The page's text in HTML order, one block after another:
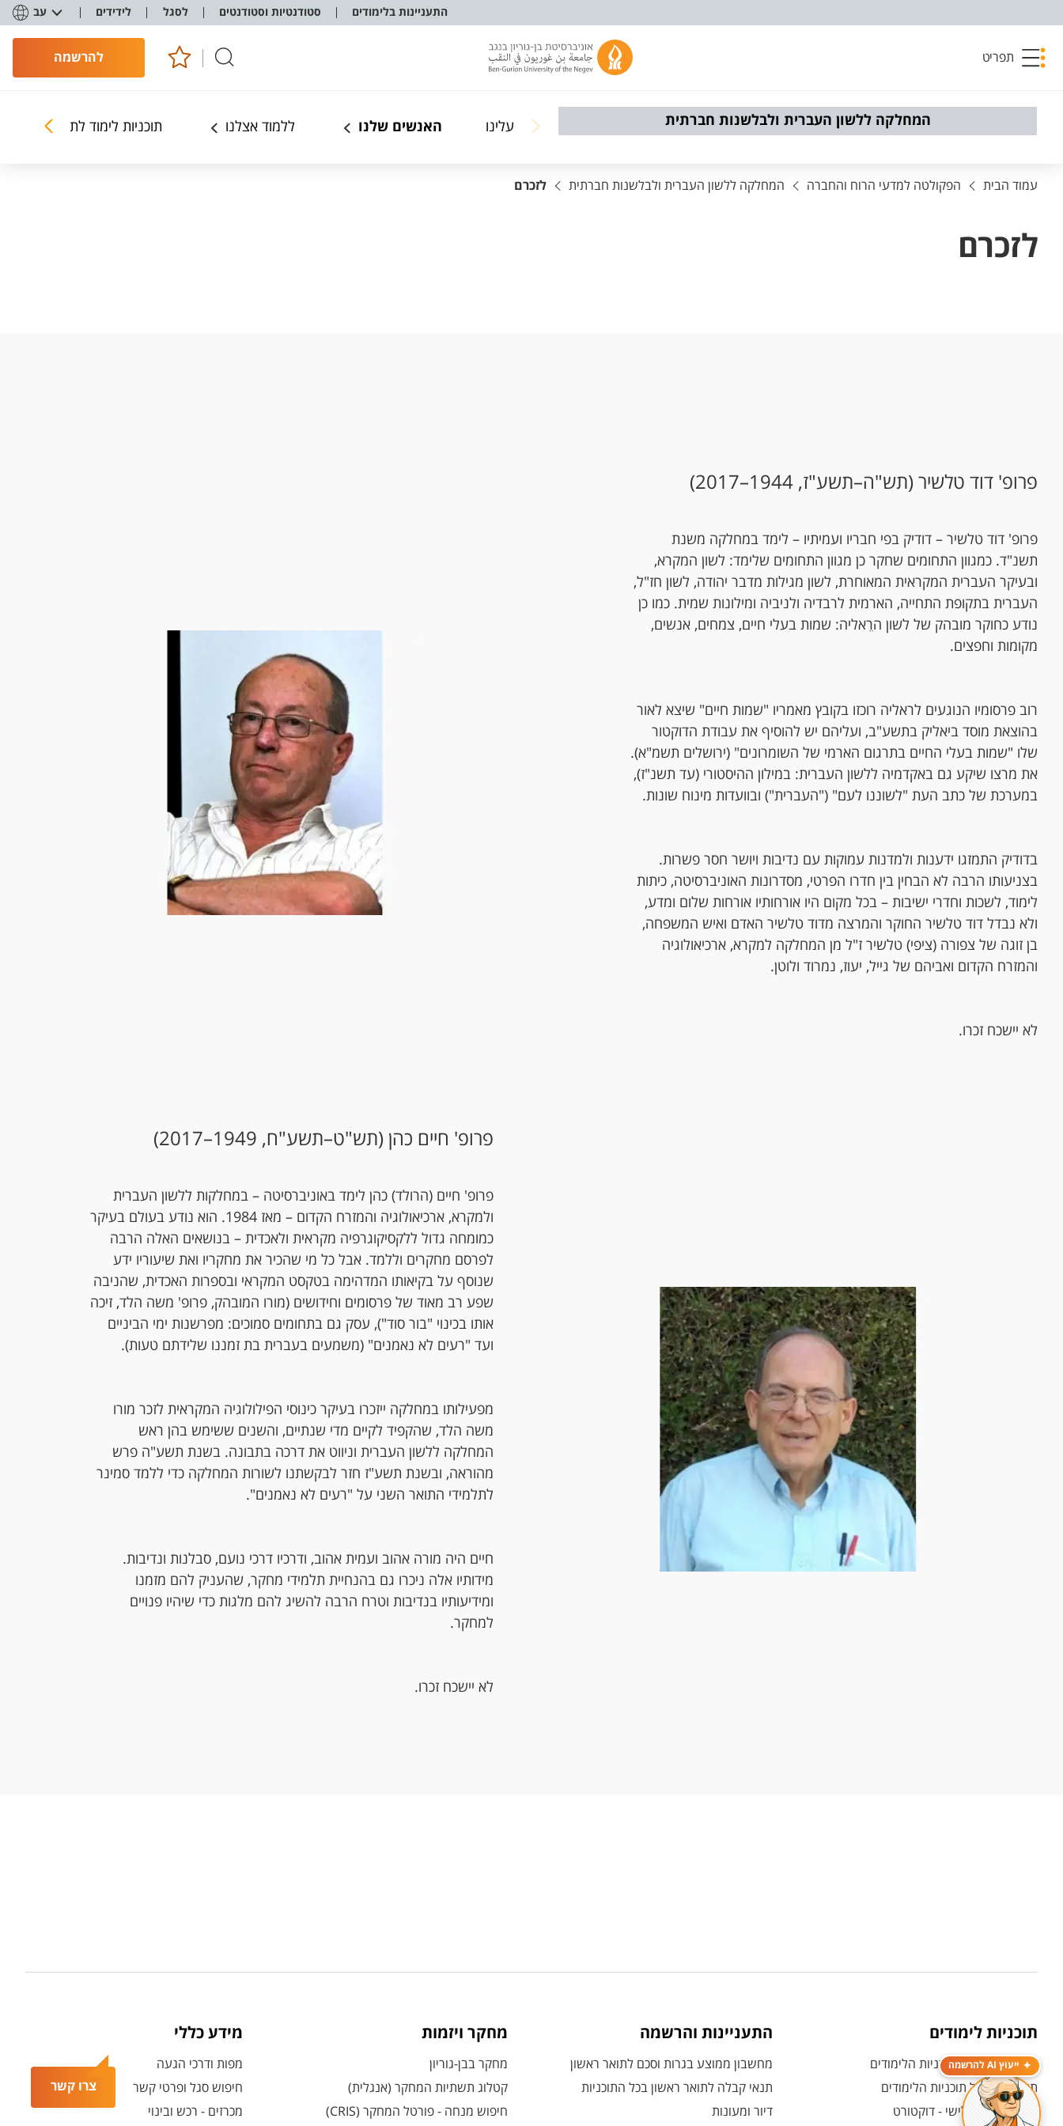
התעניינות בלימודים סטודנטיות וסטודנטים לסגל לידידים עב
תפריט להרשמה
המחלקה ללשון העברית ולבלשנות חברתית עלינו האנשים שלנו ללמוד אצלנו תוכניות לימוד לתואר ראשון
צרו קשר
ייעוץ AI להרשמה
עמוד הבית הפקולטה למדעי הרוח והחברה המחלקה ללשון העברית ולבלשנות חברתית לזכרם
לזכרם
פרופ' דוד טלשיר (תש"ה–תשע"ז, 1944–2017)
פרופ' דוד טלשיר – דודיק בפי חבריו ועמיתיו – לימד במחלקה משנת
תשנ"ד. כמגוון התחומים שחקר כן מגוון התחומים שלימד: לשון המקרא,
ובעיקר העברית המקראית המאוחרת, לשון מגילות מדבר יהודה, לשון חז"ל,
העברית בתקופת התחייה, הארמית לרבדיה ולניביה ומילונות שמית. כמו כן
נודע כחוקר מובהק של לשון הרֵאליה: שמות בעלי חיים, צמחים, אנשים,
מקומות וחפצים.
רוב פרסומיו הנוגעים לראליה רוכזו בקובץ מאמריו "שמות חיים" שיצא לאור
בהוצאת מוסד ביאליק בתשע"ב, ועליהם יש להוסיף את עבודת הדוקטור
שלו "שמות בעלי החיים בתרגום הארמי של השומרונים" (ירושלים תשמ"א).
את מרצו שיקע גם באקדמיה ללשון העברית: במילון ההיסטורי (עד תשנ"ז),
במערכת של כתב העת "לשוננו לעם" ("העברית") ובוועדות מינוח שונות.
בדודיק התמזגו ידענות ולמדנות עמוקות עם נדיבות ויושר חסר פשרות.
בצניעותו הרבה לא הבחין בין חדרו הפרטי, מסדרונות האוניברסיטה, כיתות
לימוד, לשכות וחדרי ישיבות – בכל מקום היו אורחותיו אורחות שלום ומדע,
ולא נבדל דוד טלשיר החוקר והמרצה מדוד טלשיר האדם ואיש המשפחה,
בן זוגה של צפורה (ציפי) טלשיר ז"ל מן המחלקה למקרא, ארכיאולוגיה
והמזרח הקדום ואביהם של גייל, יעוז, נמרוד ולוטן.
לא יישכח זכרו.
פרופ' חיים כהן (תש"ט–תשע"ח, 1949–2017)
פרופ' חיים (הרולד) כהן לימד באוניברסיטה – במחלקות ללשון העברית
ולמקרא, ארכיאולוגיה והמזרח הקדום – מאז 1984. הוא נודע בעולם בעיקר
כמומחה גדול ללקסיקוגרפיה מקראית ולאכדית – בנושאים האלה הרבה
לפרסם מחקרים וללמד. אבל כל מי שהכיר את מחקריו ואת שיעוריו ידע
שנוסף על בקיאותו המדהימה בטקסט המקראי ובספרות האכדית, שהניבה
שפע רב מאוד של פרסומים וחידושים (מורו המובהק, פרופ' משה הלד, זיכה
אותו בכינוי "בור סוד"), עסק גם בתחומים סמוכים: מפרשנות ימי הביניים
ועד "רעים לא נאמנים" (משמעים בעברית בת זמננו שלידתם טעות).
מפעילותו במחלקה ייזכרו בעיקר כינוסי הפילולוגיה המקראית לזכר מורו
משה הלד, שהקפיד לקיים מדי שנתיים, והשנים ששימש בהן ראש
המחלקה ללשון העברית וניווט את דרכה בתבונה. בשנת תשע"ה פרש
מהוראה, ובשנת תשע"ז חזר לבקשתנו לשורות המחלקה כדי ללמד סמינר
לתלמידי התואר השני על "רעים לא נאמנים".
חיים היה מורה אהוב ועמית אהוב, ודרכיו דרכי נועם, סבלנות ונדיבות.
מידותיו אלה ניכרו גם בהנחיית תלמידי מחקר, שהעניק להם מזמנו
ומידיעותיו בנדיבות וטרח הרבה להשיג להם מלגות כדי שיהיו פנויים
למחקר.
לא יישכח זכרו.
תוכניות לימודים
תואר ראשון - כל תוכניות הלימודים
תואר שני - כל תוכניות הלימודים
לימודי תואר שלישי - דוקטורט
התעניינות והרשמה
מחשבון ממוצע בגרות וסכם לתואר ראשון
תנאי קבלה לתואר ראשון בכל התוכניות
דיור ומעונות
מחקר ויזמות
מחקר בבן-גוריון
קטלוג תשתיות המחקר (אנגלית)
חיפוש מנחה - פורטל המחקר (CRIS)
מידע כללי
מפות ודרכי הגעה
חיפוש סגל ופרטי קשר
מכרזים - רכש ובינוי